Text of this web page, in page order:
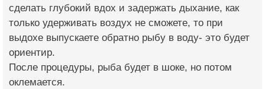
сделать глубокий вдох и задержать дыхание, как
только удерживать воздух не сможете, то при
выдохе выпускаете обратно рыбу в воду- это будет
ориентир.
После процедуры, рыба будет в шоке, но потом
оклемается.